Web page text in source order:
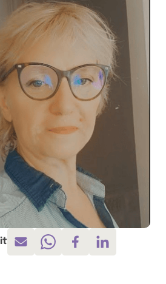
Envoyer par mail
Partager sur Whatsapp
Partager sur
Partager sur